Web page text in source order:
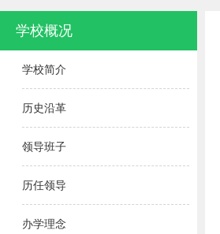
学校概况
学校简介
历史沿革
领导班子
历任领导
办学理念